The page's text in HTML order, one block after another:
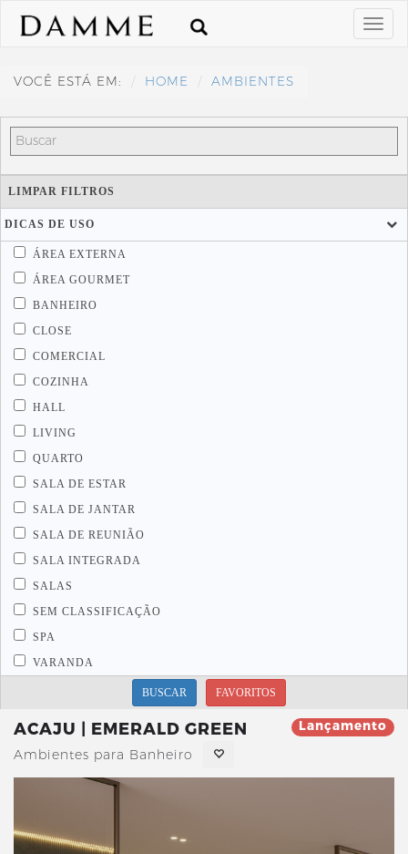
VOCÊ ESTÁ EM: HOME AMBIENTES
LIMPAR FILTROS
DICAS DE USO
ÁREA EXTERNA
ÁREA GOURMET
BANHEIRO
CLOSE
COMERCIAL
COZINHA
HALL
LIVING
QUARTO
SALA DE ESTAR
SALA DE JANTAR
SALA DE REUNIÃO
SALA INTEGRADA
SALAS
SEM CLASSIFICAÇÃO
SPA
VARANDA
BUSCAR FAVORITOS
ACAJU | EMERALD GREEN Lançamento
Ambientes para Banheiro